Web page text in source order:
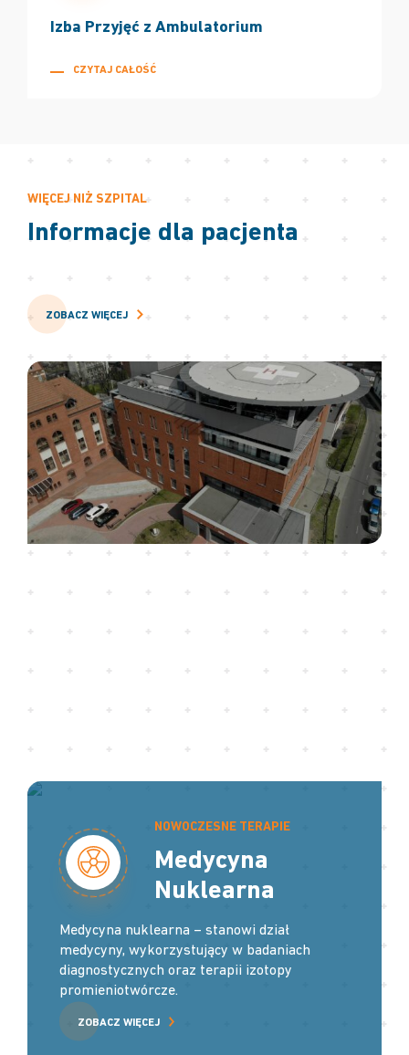
Izba Przyjęć z Ambulatorium
CZYTAJ CAŁOŚĆ
WIĘCEJ NIŻ SZPITAL
Informacje dla pacjenta
ZOBACZ WIĘCEJ
NOWOCZESNE TERAPIE
Medycyna
Nuklearna
Medycyna nuklearna – stanowi dział
medycyny, wykorzystujący w badaniach
diagnostycznych oraz terapii izotopy
promieniotwórcze.
ZOBACZ WIĘCEJ